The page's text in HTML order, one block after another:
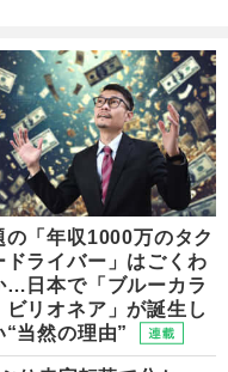
の「年収1000万のタク
ドライバー」はごくわ
…日本で「ブルーカラ
ビリオネア」が誕生し
“当然の理由”